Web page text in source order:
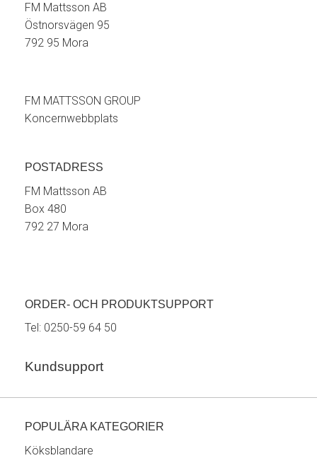
FM Mattsson AB
Östnorsvägen 95
792 95 Mora
FM MATTSSON GROUP
Koncernwebbplats
POSTADRESS
FM Mattsson AB
Box 480
792 27 Mora
ORDER- OCH PRODUKTSUPPORT
Tel: 0250-59 64 50
Kundsupport
POPULÄRA KATEGORIER
Köksblandare